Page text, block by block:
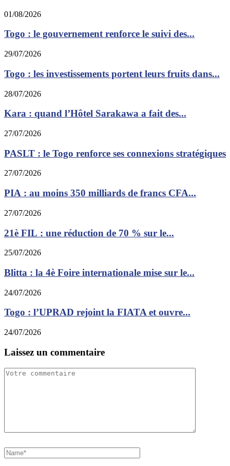
01/08/2026
Togo : le gouvernement renforce le suivi des...
29/07/2026
Togo : les investissements portent leurs fruits dans...
28/07/2026
Kara : quand l’Hôtel Sarakawa a fait des...
27/07/2026
PASLT : le Togo renforce ses connexions stratégiques
27/07/2026
PIA : au moins 350 milliards de francs CFA...
27/07/2026
21è FIL : une réduction de 70 % sur le...
25/07/2026
Blitta : la 4è Foire internationale mise sur le...
24/07/2026
Togo : l’UPRAD rejoint la FIATA et ouvre...
24/07/2026
Laissez un commentaire